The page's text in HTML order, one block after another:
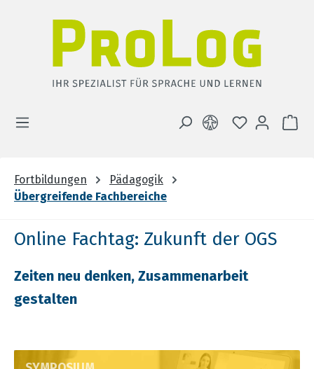
DU HAST 0
Fortbildungen
Pädagogik
Übergreifende Fachbereiche
Online Fachtag: Zukunft der OGS
Zeiten neu denken, Zusammenarbeit
gestalten